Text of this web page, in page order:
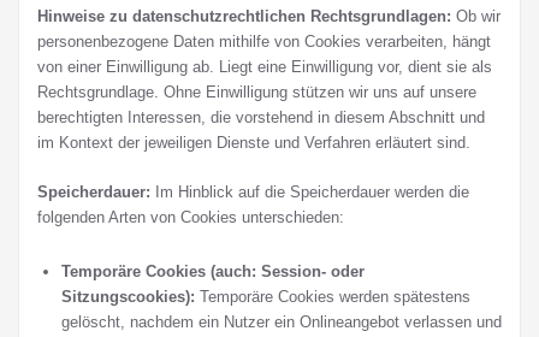
Hinweise zu datenschutzrechtlichen Rechtsgrundlagen: Ob wir
personenbezogene Daten mithilfe von Cookies verarbeiten, hängt
von einer Einwilligung ab. Liegt eine Einwilligung vor, dient sie als
Rechtsgrundlage. Ohne Einwilligung stützen wir uns auf unsere
berechtigten Interessen, die vorstehend in diesem Abschnitt und
im Kontext der jeweiligen Dienste und Verfahren erläutert sind.
Speicherdauer:
Im Hinblick auf die Speicherdauer werden die
folgenden Arten von Cookies unterschieden:
Temporäre Cookies (auch: Session- oder
Sitzungscookies): Temporäre Cookies werden spätestens
gelöscht, nachdem ein Nutzer ein Onlineangebot verlassen und